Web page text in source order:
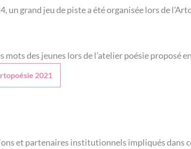
un grand jeu de piste a été organisée lors de
mots des jeunes lors de l’atelier poésie proposé
2021
et partenaires institutionnels impliqués dans